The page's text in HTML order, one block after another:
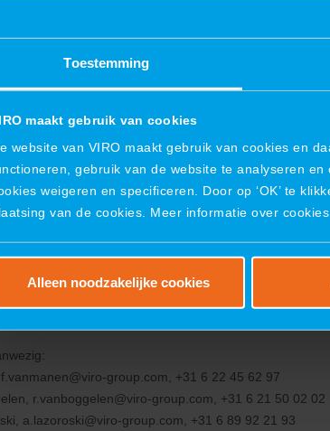
Toestemming
maakt gebruik van cookies
website van VIRO maakt gebruik van cookies en
gebruik van de website te analyseren
weigeren en specificeren. Door op ‘OK’ te
van de cookies. Meer informatie over
Alleen noodzakelijke cookies
heeft VIRO een prijsvraag uitgeschreven. Kom
op een cursus ‘Machineveiligheid in een dag’.
Den Bosch, Diezekade 2 in Den Bosch
2025
uur
3.E05
op voor een afspraak met de collega's die
f.vanmanen@viro-group.com , +31 6 22 45 62 97
r.vanboggelen@viro-group.com , +31 6 21 50 02 02
a.lazoroski@viro-group.com , +31 6 89 92 21 93